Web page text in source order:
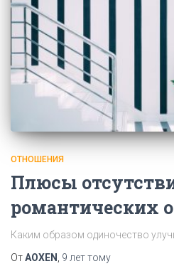
ОТНОШЕНИЯ
Плюсы
романтических
Каким образом одиночество
ОтAOXEN 9 леттому